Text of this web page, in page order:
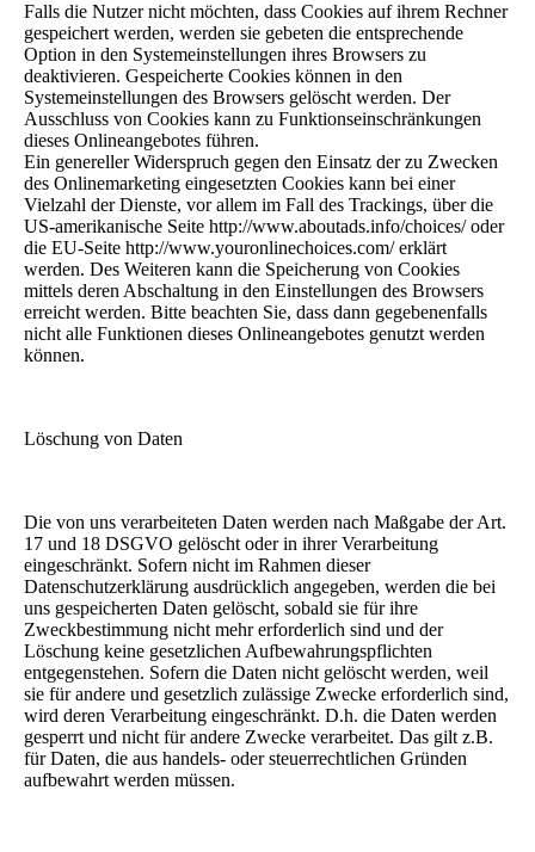
Falls die Nutzer nicht möchten, dass Cookies auf ihrem Rechner
gespeichert werden, werden sie gebeten die entsprechende
Option in den Systemeinstellungen ihres Browsers zu
deaktivieren. Gespeicherte Cookies können in den
Systemeinstellungen des Browsers gelöscht werden. Der
Ausschluss von Cookies kann zu Funktionseinschränkungen
dieses Onlineangebotes führen.
Ein genereller Widerspruch gegen den Einsatz der zu Zwecken
des Onlinemarketing eingesetzten Cookies kann bei einer
Vielzahl der Dienste, vor allem im Fall des Trackings, über die
US-amerikanische Seite http://www.aboutads.info/choices/ oder
die EU-Seite http://www.youronlinechoices.com/ erklärt
werden. Des Weiteren kann die Speicherung von Cookies
mittels deren Abschaltung in den Einstellungen des Browsers
erreicht werden. Bitte beachten Sie, dass dann gegebenenfalls
nicht alle Funktionen dieses Onlineangebotes genutzt werden
können.
Löschung von Daten
Die von uns verarbeiteten Daten werden nach Maßgabe der Art.
17 und 18 DSGVO gelöscht oder in ihrer Verarbeitung
eingeschränkt. Sofern nicht im Rahmen dieser
Datenschutzerklärung ausdrücklich angegeben, werden die bei
uns gespeicherten Daten gelöscht, sobald sie für ihre
Zweckbestimmung nicht mehr erforderlich sind und der
Löschung keine gesetzlichen Aufbewahrungspflichten
entgegenstehen. Sofern die Daten nicht gelöscht werden, weil
sie für andere und gesetzlich zulässige Zwecke erforderlich sind,
wird deren Verarbeitung eingeschränkt. D.h. die Daten werden
gesperrt und nicht für andere Zwecke verarbeitet. Das gilt z.B.
für Daten, die aus handels- oder steuerrechtlichen Gründen
aufbewahrt werden müssen.